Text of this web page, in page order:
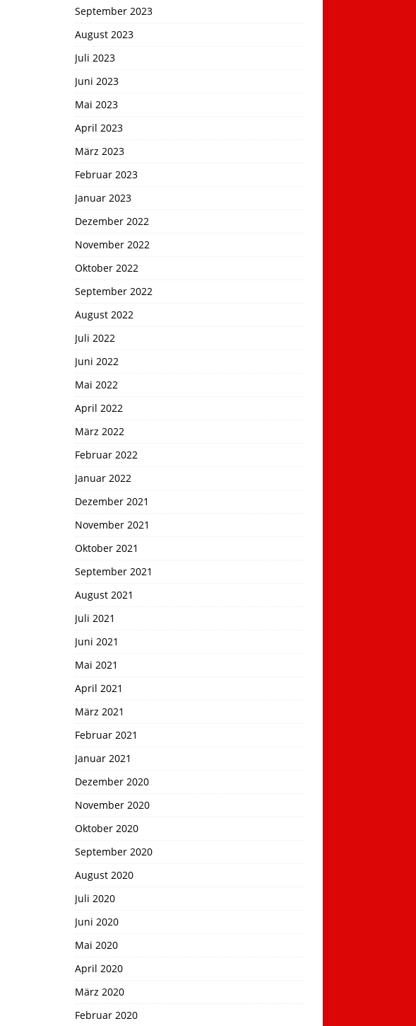
September 2023
August 2023
Juli 2023
Juni 2023
Mai 2023
April 2023
März 2023
Februar 2023
Januar 2023
Dezember 2022
November 2022
Oktober 2022
September 2022
August 2022
Juli 2022
Juni 2022
Mai 2022
April 2022
März 2022
Februar 2022
Januar 2022
Dezember 2021
November 2021
Oktober 2021
September 2021
August 2021
Juli 2021
Juni 2021
Mai 2021
April 2021
März 2021
Februar 2021
Januar 2021
Dezember 2020
November 2020
Oktober 2020
September 2020
August 2020
Juli 2020
Juni 2020
Mai 2020
April 2020
März 2020
Februar 2020